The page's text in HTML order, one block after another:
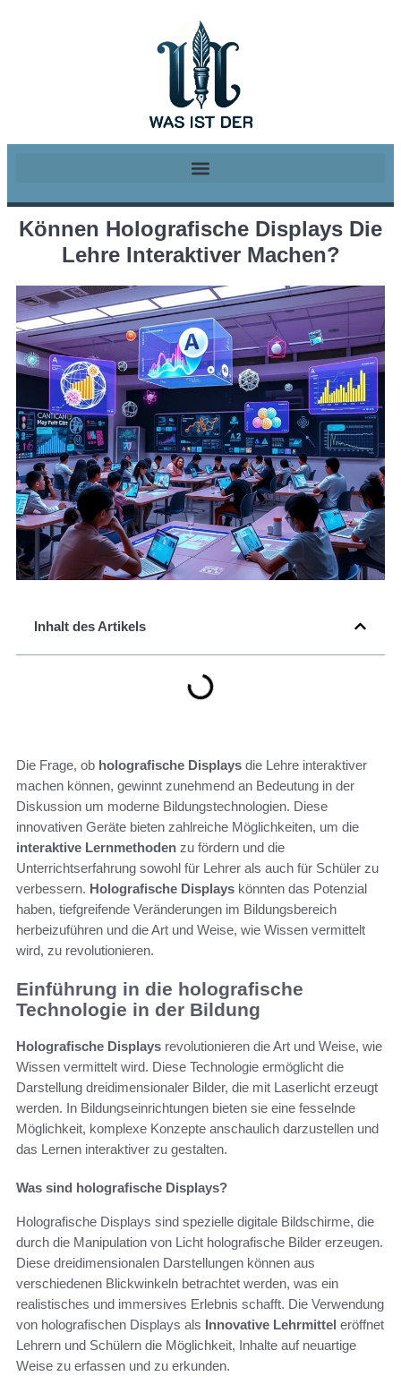
Können Holografische Displays Die
Lehre Interaktiver Machen?
Inhalt des Artikels
Die Frage, ob holografische Displays die Lehre interaktiver
machen können, gewinnt zunehmend an Bedeutung in der
Diskussion um moderne Bildungstechnologien. Diese
innovativen Geräte bieten zahlreiche Möglichkeiten, um die
interaktive Lernmethoden zu fördern und die
Unterrichtserfahrung sowohl für Lehrer als auch für Schüler zu
verbessern. Holografische Displays könnten das Potenzial
haben, tiefgreifende Veränderungen im Bildungsbereich
herbeizuführen und die Art und Weise, wie Wissen vermittelt
wird, zu revolutionieren.
Einführung in die holografische
Technologie in der Bildung
Holografische Displays revolutionieren die Art und Weise, wie
Wissen vermittelt wird. Diese Technologie ermöglicht die
Darstellung dreidimensionaler Bilder, die mit Laserlicht erzeugt
werden. In Bildungseinrichtungen bieten sie eine fesselnde
Möglichkeit, komplexe Konzepte anschaulich darzustellen und
das Lernen interaktiver zu gestalten.
Was sind holografische Displays?
Holografische Displays sind spezielle digitale Bildschirme, die
durch die Manipulation von Licht holografische Bilder erzeugen.
Diese dreidimensionalen Darstellungen können aus
verschiedenen Blickwinkeln betrachtet werden, was ein
realistisches und immersives Erlebnis schafft. Die Verwendung
von holografischen Displays als Innovative Lehrmittel eröffnet
Lehrern und Schülern die Möglichkeit, Inhalte auf neuartige
Weise zu erfassen und zu erkunden.